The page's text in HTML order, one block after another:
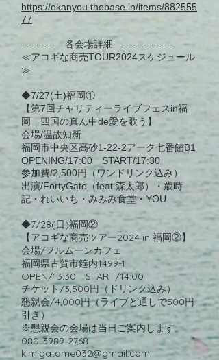
https://okanyou.thebase.in/items/882555
77
---------- 各会場詳細 ---------------
≪アコギな商売TOUR2024スケジュール
≫
◆7/27(土)福岡①
【第7回チャリティーライブフェスin福
岡 四国の真ん中de愛を歌う】
会場/温故知新
福岡市中央区高砂1-22-2アーク七番館B1
OPENING/17:00 START/17:30
参加費/2,500円（ワンドリンク込み）
出演/FortyGate（feat.森太郎）・歳時
記・れいいち・みみみ食堂・YOU
◆7/28(日)福岡②
【アコギな商売ツアー2024 in 福岡②】
会場/フルムーンカフェ
福岡県古賀市筵内1499-1
OPEN/13:30 START/14:00
チケット/3,500円（ドリンク込み）
懇親会/4,000円（ライブと通しで500円
引き）
※懇親会の会場は当日ご案内します。
080-3989-2768
kimigatame032@gmail.com